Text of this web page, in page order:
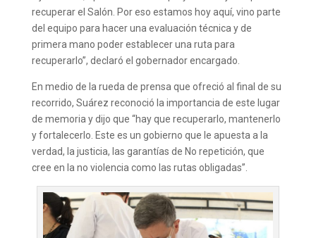
recuperar el Salón. Por eso estamos hoy aquí, vino parte
del equipo para hacer una evaluación técnica y de
primera mano poder establecer una ruta para
recuperarlo”, declaró el gobernador encargado.
En medio de la rueda de prensa que ofreció al final de su
recorrido, Suárez reconoció la importancia de este lugar
de memoria y dijo que “hay que recuperarlo, mantenerlo
y fortalecerlo. Este es un gobierno que le apuesta a la
verdad, la justicia, las garantías de No repetición, que
cree en la no violencia como las rutas obligadas”.